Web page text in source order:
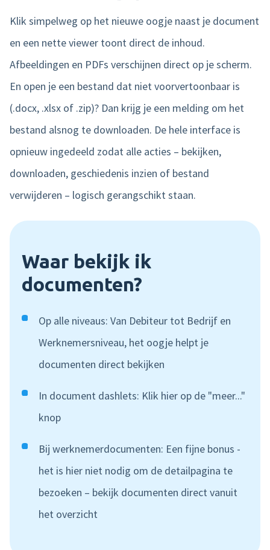
Klik simpelweg op het nieuwe oogje naast je document
en een nette viewer toont direct de inhoud.
Afbeeldingen en PDFs verschijnen direct op je scherm.
En open je een bestand dat niet voorvertoonbaar is
(.docx, .xlsx of .zip)? Dan krijg je een melding om het
bestand alsnog te downloaden. De hele interface is
opnieuw ingedeeld zodat alle acties – bekijken,
downloaden, geschiedenis inzien of bestand
verwijderen – logisch gerangschikt staan.
Waar bekijk ik
documenten?
Op alle niveaus: Van Debiteur tot Bedrijf en
Werknemersniveau, het oogje helpt je
documenten direct bekijken
In document dashlets: Klik hier op de "meer..."
knop
Bij werknemerdocumenten: Een fijne bonus -
het is hier niet nodig om de detailpagina te
bezoeken – bekijk documenten direct vanuit
het overzicht